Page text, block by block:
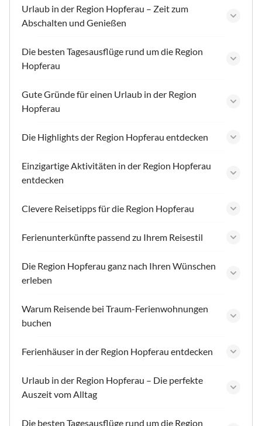
Urlaub in der Region Hopferau – Zeit zum
Abschalten und Genießen
Die besten Tagesausflüge rund um die Region
Hopferau
Gute Gründe für einen Urlaub in der Region
Hopferau
Die Highlights der Region Hopferau entdecken
Einzigartige Aktivitäten in der Region Hopferau
entdecken
Clevere Reisetipps für die Region Hopferau
Ferienunterkünfte passend zu Ihrem Reisestil
Die Region Hopferau ganz nach Ihren Wünschen
erleben
Warum Reisende bei Traum-Ferienwohnungen
buchen
Ferienhäuser in der Region Hopferau entdecken
Urlaub in der Region Hopferau – Die perfekte
Auszeit vom Alltag
Die besten Tagesausflüge rund um die Region